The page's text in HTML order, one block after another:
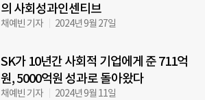
의 사회성과인센티브
채예빈 기자 2024년 9월 27일
SK가 10년간 사회적 기업에게 준 711억
원, 5000억원 성과로 돌아왔다
채예빈 기자 2024년 9월 11일